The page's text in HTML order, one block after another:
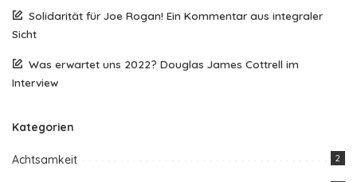
Solidarität für Joe Rogan! Ein Kommentar aus integraler
Sicht
Was erwartet uns 2022? Douglas James Cottrell im
Interview
Kategorien
Achtsamkeit 2